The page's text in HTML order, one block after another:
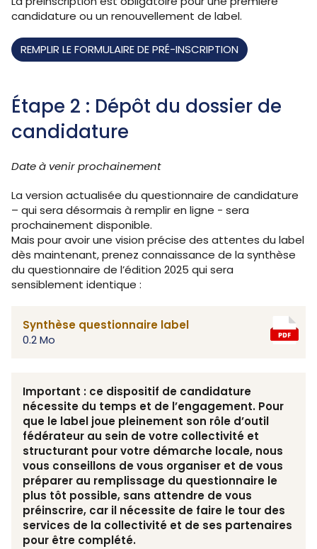
candidature ou un renouvellement de label.
REMPLIR LE FORMULAIRE DE PRÉ-INSCRIPTION
Étape 2 : Dépôt du dossier de
candidature
Date à venir prochainement
La version actualisée du questionnaire de candidature
– qui sera désormais à remplir en ligne - sera
prochainement disponible.
Mais pour avoir une vision précise des attentes du label
dès maintenant, prenez connaissance de la synthèse
du questionnaire de l’édition 2025 qui sera
sensiblement identique :
Synthèse questionnaire label
0.2 Mo
Important : ce dispositif de candidature
nécessite du temps et de l’engagement. Pour
que le label joue pleinement son rôle d’outil
fédérateur au sein de votre collectivité et
structurant pour votre démarche locale, nous
vous conseillons de vous organiser et de vous
préparer au remplissage du questionnaire le
plus tôt possible, sans attendre de vous
préinscrire, car il nécessite de faire le tour des
services de la collectivité et de ses partenaires
pour être complété.